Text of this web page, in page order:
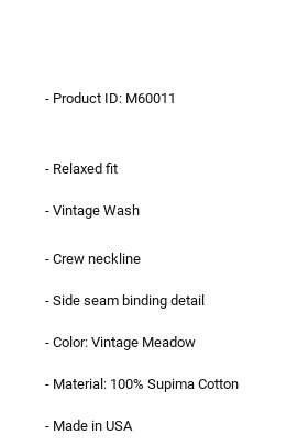
- Product ID: M60011
- Relaxed fit
- Vintage Wash
- Crew neckline
- Side seam binding detail
- Color: Vintage Meadow
- Material: 100% Supima Cotton
- Made in USA